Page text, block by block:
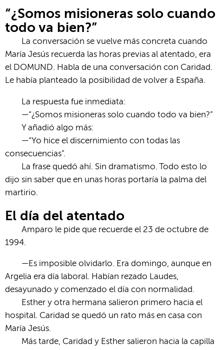
“¿Somos misioneras solo cuando
todo va bien?”
La conversación se vuelve más concreta cuando
María Jesús recuerda las horas previas al atentado, era
el DOMUND. Habla de una conversación con Caridad.
Le había planteado la posibilidad de volver a España.
La respuesta fue inmediata:
—“¿Somos misioneras solo cuando todo va bien?”
Y añadió algo más:
—“Yo hice el discernimiento con todas las
consecuencias”.
La frase quedó ahí. Sin dramatismo. Todo esto lo
dijo sin saber que en unas horas portaría la palma del
martirio.
El día del atentado
Amparo le pide que recuerde el 23 de octubre de
1994.
—Es imposible olvidarlo. Era domingo, aunque en
Argelia era día laboral. Habían rezado Laudes,
desayunado y comenzado el día con normalidad.
Esther y otra hermana salieron primero hacia el
hospital. Caridad se quedó un rato más en casa con
María Jesús.
Más tarde, Caridad y Esther salieron hacia la capilla